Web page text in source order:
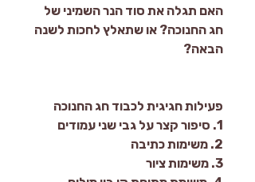
האם תגלה את סוד הנר השמיני של
חג החנוכה? או שתאלץ לחכות לשנה
הבאה?
פעילות חגיגית לכבוד חג החנוכה
1. סיפור קצר על גבי שני עמודים
2. משימות כתיבה
3. משימות ציור